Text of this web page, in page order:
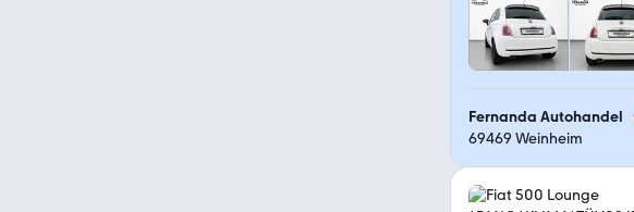
Fernanda Autohandel
69469 Weinheim